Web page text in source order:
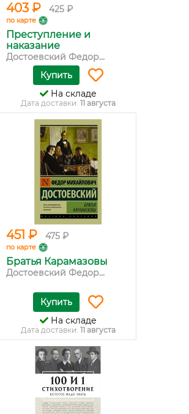
403 ₽ 425 ₽
по карте
Преступление и
наказание
Достоевский Федор...
Купить
На складе
Дата доставки: 11 августа
451 ₽ 475 ₽
по карте
Братья Карамазовы
Достоевский Федор...
Купить
На складе
Дата доставки: 11 августа